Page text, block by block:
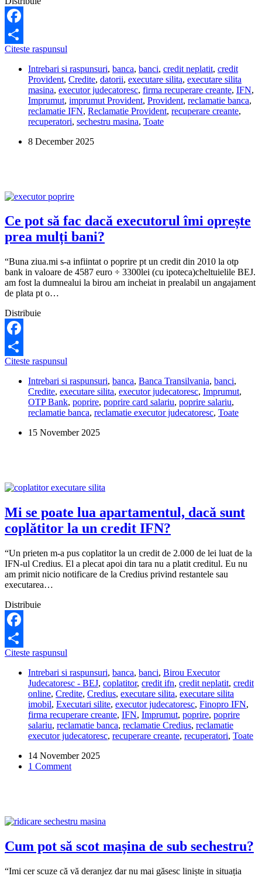
Facebook
Share
Citeste raspunsul
achitat
datoria,
de
ce
nu
mi
a
Intrebari si raspunsuri, banca, banci, credit neplatit, credit
Provident, Credite, datorii, executare silita, executare silita
masina, executor judecatoresc, firma recuperare creante, IFN,
Imprumut, imprumut Provident, Provident, reclamatie banca,
reclamatie IFN, Reclamatie Provident, recuperare creante,
recuperatori, sechestru masina, Toate
8 December 2025
Ce pot să fac dacă executorul îmi oprește
prea mulți bani?
“Buna ziua.mi s-a infiintat o poprire pt un credit din 2010 la otp
bank in valoare de 4587 euro ÷ 3300lei (cu ipoteca)cheltuielile BEJ.
am fost la dumnealui la birou am incheiat in prealabil un angajament
de plata pt o…
Distribuie
Facebook
Share
Citeste raspunsul
să
fac
dacă
executorul
oprește
Intrebari si raspunsuri, banca, Banca Transilvania, banci,
Credite, executare silita, executor judecatoresc, Imprumut,
OTP Bank, poprire, poprire card salariu, poprire salariu,
reclamatie banca, reclamatie executor judecatoresc, Toate
15 November 2025
Mi se poate lua apartamentul, dacă sunt
coplătitor la un credit IFN?
“Un prieten m-a pus coplatitor la un credit de 2.000 de lei luat de la
IFN-ul Credius. El a plecat apoi din tara nu a platit creditul. Eu nu
am primit nicio notificare de la Credius privind restantele sau
executarea…
Distribuie
Facebook
Share
Citeste raspunsul
poate
lua
apartamentul,
dacă
sunt
coplătitor
la
credit
IFN?
Intrebari si raspunsuri, banca, banci, Birou Executor
Judecatoresc - BEJ, coplatitor, credit ifn, credit neplatit, credit
online, Credite, Credius, executare silita, executare silita
imobil, Executari silite, executor judecatoresc, Finopro IFN,
firma recuperare creante, IFN, Imprumut, poprire, poprire
salariu, reclamatie banca, reclamatie Credius, reclamatie
executor judecatoresc, recuperare creante, recuperatori, Toate
14 November 2025
1 Comment
Cum pot să scot mașina de sub sechestru?
“Imi cer scuze că vă deranjez dar nu mai găsesc liniște in situația